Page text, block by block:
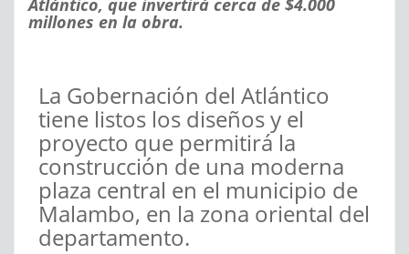
Atlántico, que invertirá cerca de $4.000
millones en la obra.
La Gobernación del Atlántico
tiene listos los diseños y el
proyecto que permitirá la
construcción de una moderna
plaza central en el municipio de
Malambo, en la zona oriental del
departamento.